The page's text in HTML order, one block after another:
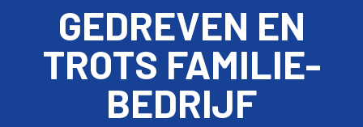
GEDREVEN EN
TROTS FAMILIE­
BEDRIJF